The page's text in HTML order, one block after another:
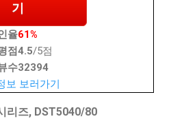
기
율61%
점4.5/5점
수32394
보 보러가기
리즈, DST5040/80